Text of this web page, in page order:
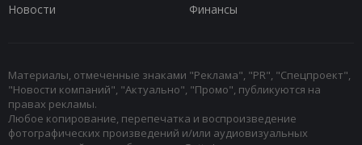
Новости
Финансы
Материалы, отмеченные знаками "Реклама", "PR", "Спецпроект",
"Новости компаний", "Актуально", "Промо", публикуются на
правах рекламы.
Любое копирование, перепечатка и воспроизведение
фотографических произведений и/или аудиовизуальных